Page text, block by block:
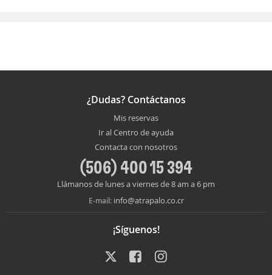
¿Dudas? Contáctanos
Mis reservas
Ir al Centro de ayuda
Contacta con nosotros
(506) 400 15 394
Llámanos de lunes a viernes de 8 am a 6 pm
E-mail: info@atrapalo.co.cr
¡Síguenos!